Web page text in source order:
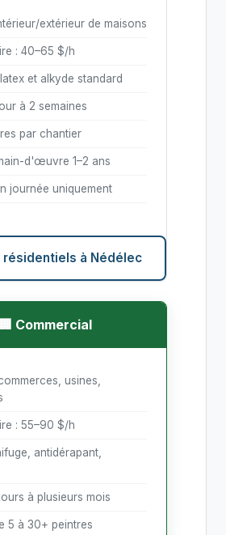
extérieur de maisons
: 40–65 $/h
et alkyde standard
à 2 semaines
par chantier
d'œuvre 1–2 ans
journée uniquement
résidentiels à Nédélec
🏢 Commercial
usines,
: 55–90 $/h
antidérapant,
à plusieurs mois
5 à 30+ peintres